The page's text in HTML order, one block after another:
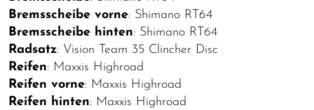
Bremsscheibe vorne: Shimano RT64
Bremsscheibe hinten: Shimano RT64
Radsatz: Vision Team 35 Clincher Disc
Reifen: Maxxis Highroad
Reifen vorne: Maxxis Highroad
Reifen hinten: Maxxis Highroad